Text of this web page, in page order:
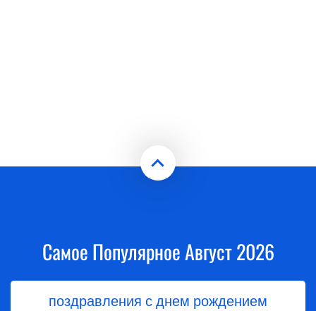
Самое Популярное Август 2026
поздравления с днем рождением